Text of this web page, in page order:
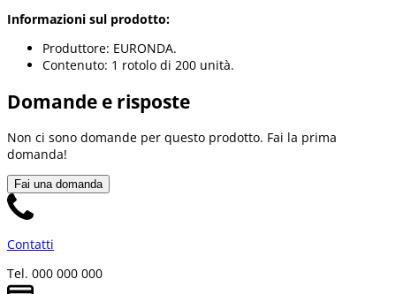
Informazioni sul prodotto:
Produttore: EURONDA.
Contenuto: 1 rotolo di 200 unità.
Domande e risposte
Non ci sono domande per questo prodotto. Fai la prima
domanda!
Fai una domanda
Contatti
Tel. 000 000 000